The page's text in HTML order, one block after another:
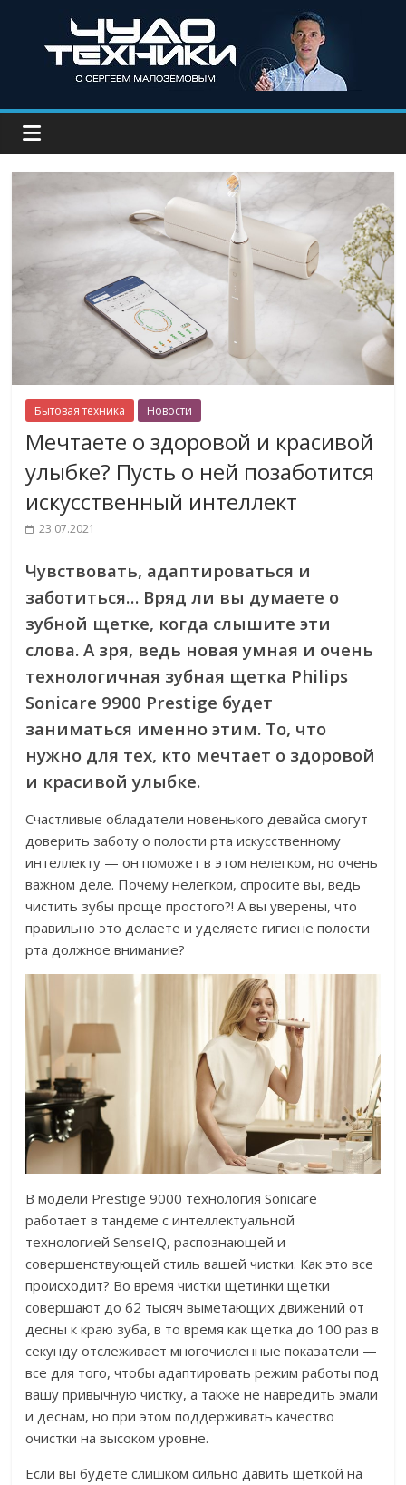
Бытовая техника Новости
Мечтаете о здоровой и красивой
улыбке? Пусть о ней позаботится
искусственный интеллект
23.07.2021
Чувствовать, адаптироваться и
заботиться… Вряд ли вы думаете о
зубной щетке, когда слышите эти
слова. А зря, ведь новая умная и очень
технологичная зубная щетка Philips
Sonicare 9900 Prestige будет
заниматься именно этим. То, что
нужно для тех, кто мечтает о здоровой
и красивой улыбке.
Счастливые обладатели новенького девайса смогут
доверить заботу о полости рта искусственному
интеллекту — он поможет в этом нелегком, но очень
важном деле. Почему нелегком, спросите вы, ведь
чистить зубы проще простого?! А вы уверены, что
правильно это делаете и уделяете гигиене полости
рта должное внимание?
В модели Prestige 9000 технология Sonicare
работает в тандеме с интеллектуальной
технологией SenseIQ, распознающей и
совершенствующей стиль вашей чистки. Как это все
происходит? Во время чистки щетинки щетки
совершают до 62 тысяч выметающих движений от
десны к краю зуба, в то время как щетка до 100 раз в
секунду отслеживает многочисленные показатели —
все для того, чтобы адаптировать режим работы под
вашу привычную чистку, а также не навредить эмали
и деснам, но при этом поддерживать качество
очистки на высоком уровне.
Если вы будете слишком сильно давить щеткой на